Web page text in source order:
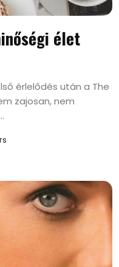
élet
érlelődés után a The
zajosan, nem